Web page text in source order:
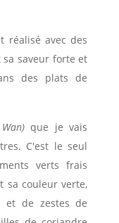
réalisé avec des
saveur forte et
des plats de
que je vais
C'est le seul
verts frais
sa couleur verte,
et de zestes de